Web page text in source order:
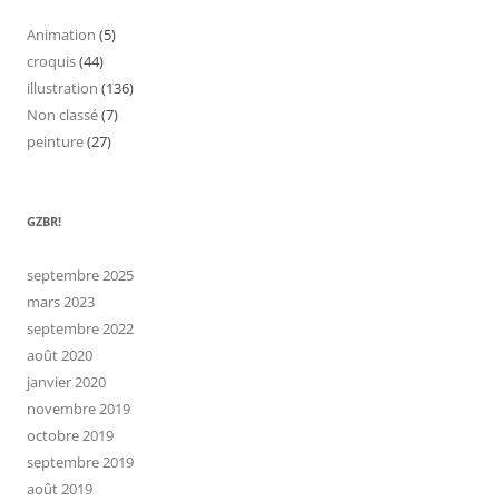
Animation (5)
croquis(44)
illustration (136)
Non classé(7)
peinture(27)
GZBR!
septembre 2025
mars 2023
septembre 2022
août 2020
janvier 2020
novembre 2019
octobre 2019
septembre 2019
août 2019